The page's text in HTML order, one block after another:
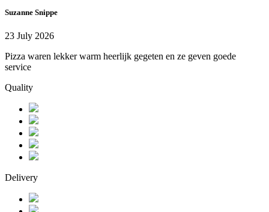
Suzanne Snippe
23 July 2026
Pizza waren lekker warm heerlijk gegeten en ze geven goede
service
Quality
Delivery